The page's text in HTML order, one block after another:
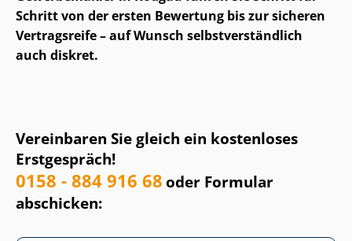
Schritt von der ersten Bewertung bis zur sicheren
Vertragsreife – auf Wunsch selbst­ver­ständ­lich
auch diskret.
Vereinbaren Sie gleich ein kostenloses
Erstgespräch!
0158 - 884 916 68oder Formular
abschicken: